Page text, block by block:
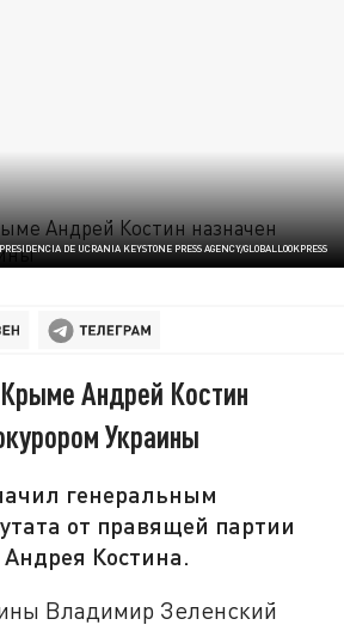
DE UCRANIA KEYSTONE PRESS AGENCY/GLOBALLOOKPRESS
Андрей Костин
Украины
генеральным
от правящей партии
Костина.
Владимир Зеленский